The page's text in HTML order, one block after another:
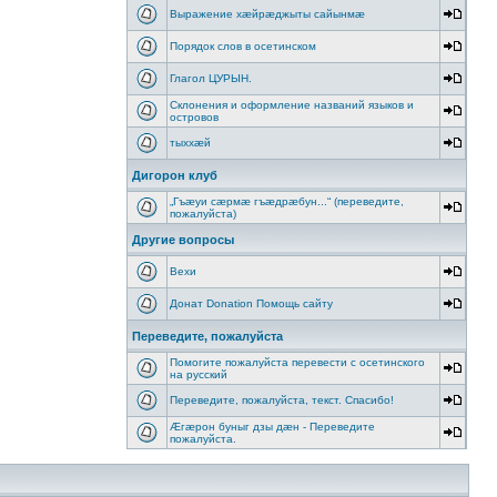
Выражение хæйрæджыты сайынмæ
Порядок слов в осетинском
Глагол ЦУРЫН.
Склонения и оформление названий языков и
островов
тыххӕй
Дигорон клуб
„Гъæуи сæрмæ гъæдрæбун...“ (переведите,
пожалуйста)
Другие вопросы
Вехи
Донат Donation Помощь сайту
Переведите, пожалуйста
Помогите пожалуйста перевести с осетинского
на русский
Переведите, пожалуйста, текст. Спасибо!
Æгæрон буныг дзы дæн - Переведите
пожалуйста.